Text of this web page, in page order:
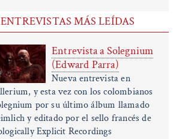
ENTREVISTAS MÁS LEÍDAS
Entrevista a Solegnium
(Edward Parra)
Nueva entrevista en
y esta vez con los colombianos
por su último álbum llamado
y editado por el sello francés de
Explicit Recordings